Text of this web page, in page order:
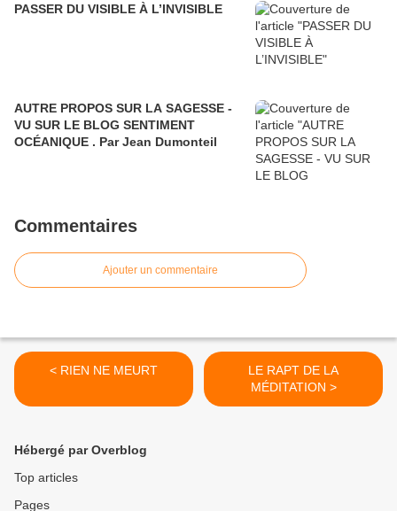
PASSER DU VISIBLE À L’INVISIBLE
AUTRE PROPOS SUR LA SAGESSE -
VU SUR LE BLOG SENTIMENT
OCÉANIQUE . Par Jean Dumonteil
Commentaires
Ajouter un commentaire
< RIEN NE MEURT
LE RAPT DE LA
MÉDITATION >
Hébergé par Overblog
Top articles
Pages